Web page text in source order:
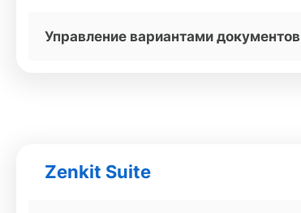
Управление вариантами документов
Zenkit Suite